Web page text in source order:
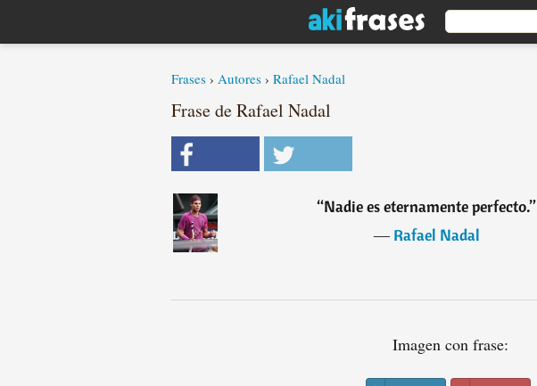
Frases › Autores › Rafael Nadal
Frase de Rafael Nadal
“Nadie es eternamente perfecto.”
―Rafael Nadal
Imagen con frase: